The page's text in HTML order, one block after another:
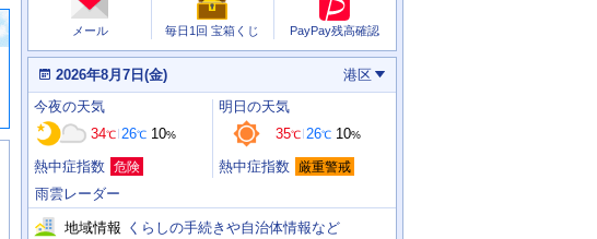
情
報
ス
メール 毎日1回 宝箱くじ PayPay残高確認
本
日
の
天
気
、
運
情
報
2026年8月7日(金) 港区
今
日
明
日
の
天
気
今夜の天気
34℃ 26℃ 10%
熱中症指数 危険
明日 の天気
35℃ 26℃ 10%
熱中症指数 厳重警戒
雨雲レーダー
地域情報 くらしの手続きや自治体情報など